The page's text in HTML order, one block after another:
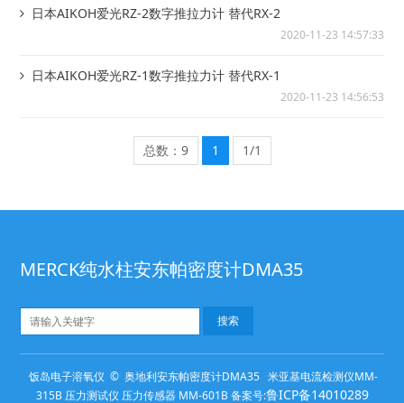
日本AIKOH爱光RZ-2数字推拉力计 替代RX-2
2020-11-23 14:57:33
日本AIKOH爱光RZ-1数字推拉力计 替代RX-1
2020-11-23 14:56:53
总数：9 1 1/1
MERCK纯水柱安东帕密度计DMA35
饭岛电子溶氧仪 © 奥地利安东帕密度计DMA35 米亚基电流检测仪MM-
315B 压力测试仪 压力传感器 MM-601B 备案号:鲁ICP备14010289